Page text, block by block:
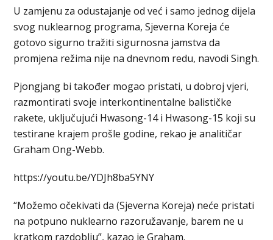
U zamjenu za odustajanje od već i samo jednog dijela
svog nuklearnog programa, Sjeverna Koreja će
gotovo sigurno tražiti sigurnosna jamstva da
promjena režima nije na dnevnom redu, navodi Singh.
Pjongjang bi također mogao pristati, u dobroj vjeri,
razmontirati svoje interkontinentalne balističke
rakete, uključujući Hwasong-14 i Hwasong-15 koji su
testirane krajem prošle godine, rekao je analitičar
Graham Ong-Webb.
https://youtu.be/YDJh8ba5YNY
“Možemo očekivati da (Sjeverna Koreja) neće pristati
na potpuno nuklearno razoružavanje, barem ne u
kratkom razdoblju”, kazao je Graham.